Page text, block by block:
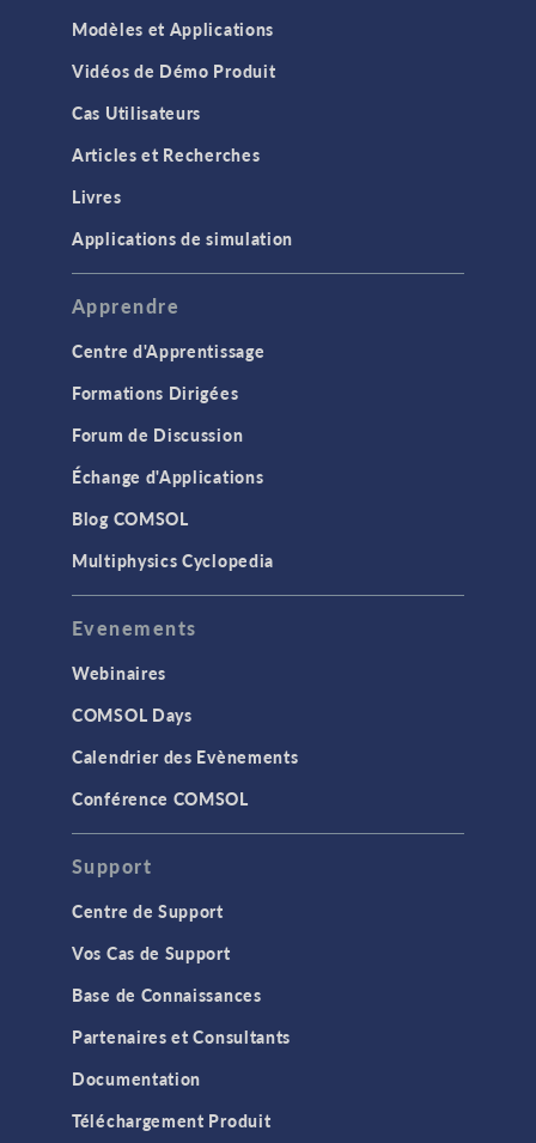
Modèles et Applications
Vidéos de Démo Produit
Cas Utilisateurs
Articles et Recherches
Livres
Applications de simulation
Apprendre
Centre d'Apprentissage
Formations Dirigées
Forum de Discussion
Échange d'Applications
Blog COMSOL
Multiphysics Cyclopedia
Evenements
Webinaires
COMSOL Days
Calendrier des Evènements
Conférence COMSOL
Support
Centre de Support
Vos Cas de Support
Base de Connaissances
Partenaires et Consultants
Documentation
Téléchargement Produit